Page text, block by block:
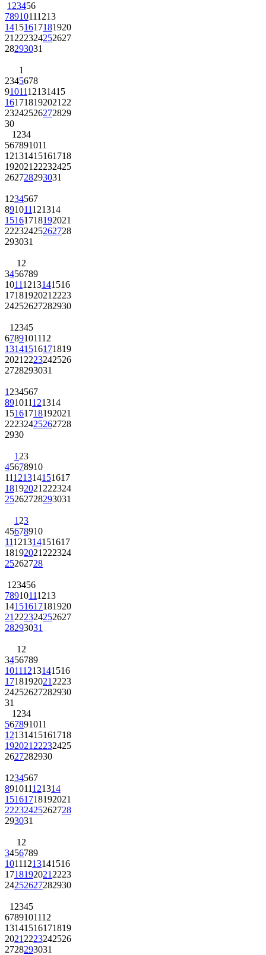
1 23456
78910111213
14151617181920
21 222324252627
28293031
1
2345678
9101112131415
161718192021 22
23242526272829
30
1 234
567891011
12131415161718
192021 22232425
262728293031
1 234567
891011121314
15161718192021
22232425262728
293031
1 2
3456789
10111213141516
1718192021 2223
24252627282930
1 2345
6789101112
13141516171819
2021 2223242526
2728293031
1 234567
891011121314
15161718192021
22232425262728
2930
1 23
45678910
11121314151617
18192021 222324
25262728293031
1 23
45678910
11121314151617
18192021 222324
25262728
1 23456
78910111213
14151617181920
21 222324252627
28293031
1 2
3456789
10111213141516
1718192021 2223
24252627282930
31
1 234
567891011
12131415161718
192021 22232425
2627282930
1 234567
891011121314
15161718192021
22232425262728
293031
1 2
3456789
10111213141516
1718192021 2223
24252627282930
1 2345
6789101112
13141516171819
2021 2223242526
2728293031